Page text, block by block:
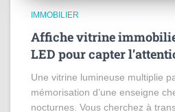
IMMOBILIER
Affiche vitrine
LED pour capter
Une vitrine lumineuse multiplie
mémorisation d’une enseigne
nocturnes. Vous cherchez à